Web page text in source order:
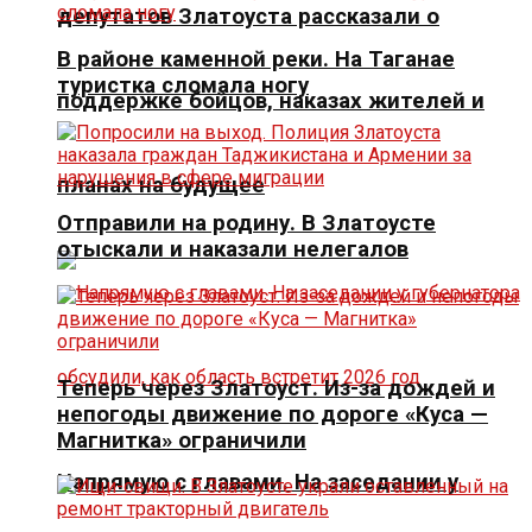
депутатов Златоуста рассказали о
поддержке бойцов, наказах жителей и
планах на будущее
Напрямую с главами. На заседании у
В районе каменной реки. На Таганае
туристка сломала ногу
Отправили на родину. В Златоусте
отыскали и наказали нелегалов
Теперь через Златоуст. Из-за дождей и
непогоды движение по дороге «Куса —
Магнитка» ограничили